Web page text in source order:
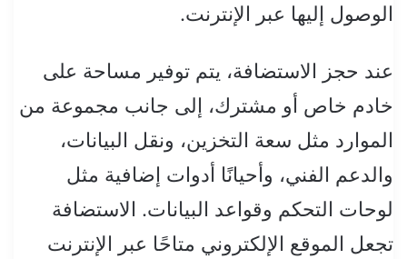
الوصول إليها عبر الإنترنت.
عند حجز الاستضافة، يتم توفير مساحة على
خادم خاص أو مشترك، إلى جانب مجموعة من
الموارد مثل سعة التخزين، ونقل البيانات،
والدعم الفني، وأحيانًا أدوات إضافية مثل
لوحات التحكم وقواعد البيانات. الاستضافة
تجعل الموقع الإلكتروني متاحًا عبر الإنترنت